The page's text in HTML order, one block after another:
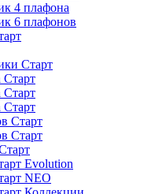
4 плафона
6 плафонов
Старт
Старт
Старт
Старт
Старт
Старт
Evolution
NEO